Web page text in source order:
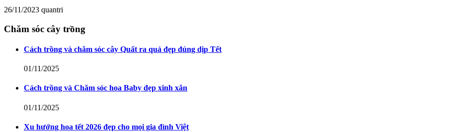
26/11/2023 quantri
Chăm sóc cây trồng
Cách trồng và chăm sóc cây Quất ra quả đẹp đúng dịp Tết
01/11/2025
Cách trồng và Chăm sóc hoa Baby đẹp xinh xắn
01/11/2025
Xu hướng hoa tết 2026 đẹp cho mọi gia đình Việt